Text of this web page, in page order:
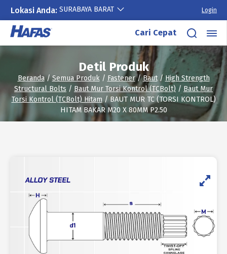
Lokasi Anda: SURABAYA BARAT Login
Lewati
konten
Cari Cepat
Detil Produk
Beranda/Semua Produk/ Fastener/Baut/ High Strength
Structural Bolts / Baut Mur Torsi Kontrol (TCBolt) / Baut Mur
Torsi Kontrol (TCBolt) Hitam / BAUT MUR TC (TORSI KONTROL)
HITAM BAKAR M20 X 80MM P2.50